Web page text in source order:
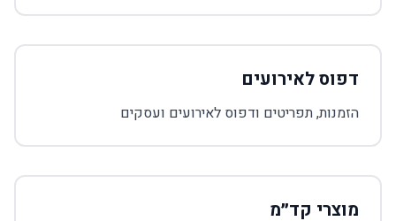
דפוס לאירועים
הזמנות, תפריטים ודפוס לאירועים ועסקים
מוצרי קד״מ